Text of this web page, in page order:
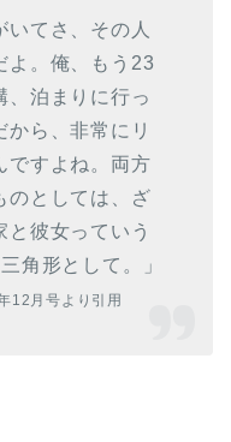
いてさ、その人
よ。俺、もう23
、泊まりに行っ
から、非常にリ
ですよね。両方
のとしては、ざ
と彼女っていう
角形として。」
12月号より引用